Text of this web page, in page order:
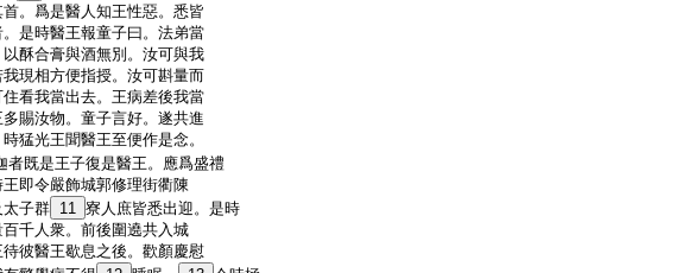
。爲是醫人知王性惡。悉皆
是時醫王報童子曰。法弟當
酥合膏與酒無別。汝可與我
我現相方便指授。汝可斟量而
看我當出去。王病差後我當
賜汝物。童子言好。遂共進
猛光王聞醫王至便作是念。
者既是王子復是醫王。應爲盛禮
即令嚴飾城郭修理街衢陳
太子群 11 寮人庶皆悉出迎。是時
千人衆。前後圍遶共入城
彼醫王歇息之後。歡顏慶慰